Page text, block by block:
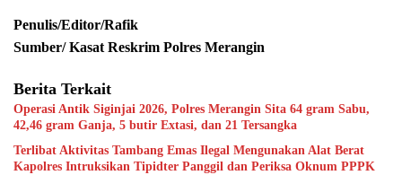
Penulis/Editor/Rafik
Sumber/ Kasat Reskrim Polres Merangin
Berita Terkait
Operasi Antik Siginjai 2026, Polres Merangin Sita 64 gram Sabu,
42,46 gram Ganja, 5 butir Extasi, dan 21 Tersangka
Terlibat Aktivitas Tambang Emas Ilegal Mengunakan Alat Berat
Kapolres Intruksikan Tipidter Panggil dan Periksa Oknum PPPK